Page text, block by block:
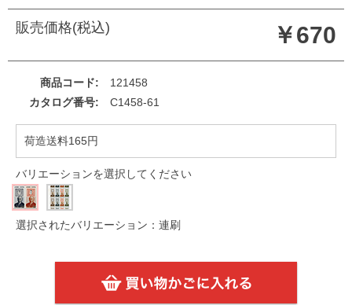
販売価格(税込) ￥670
商品コード
121458
カタログ番号
C1458-61
荷造送料165円
バリエーションを選択してください
選択されたバリエーション：連刷